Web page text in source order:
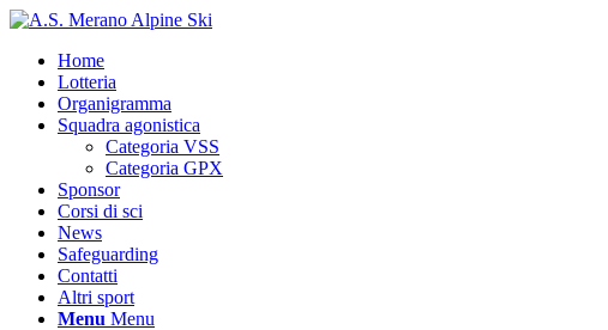
Home
Lotteria
Organigramma
Squadra agonistica
Categoria VSS
Categoria GPX
Sponsor
Corsi di sci
News
Safeguarding
Contatti
Altri sport
Menu Menu